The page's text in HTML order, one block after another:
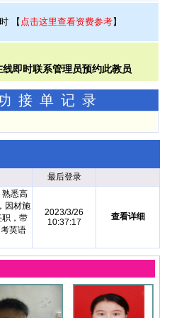
【 点击这里查看资费参考】
接单记录
最后登录
熟悉高
因材施
，带
英语
2023/3/26
10:37:17
查看详细